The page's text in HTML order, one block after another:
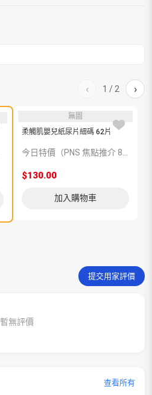
‹ 1 / 2 ›
無圖
柔觸肌嬰兒紙尿片細碼 62片
今日特價（PNS 焦點推介 820069）
$130.00
加入購物車
提交用家評價
暫無評價
查看所有